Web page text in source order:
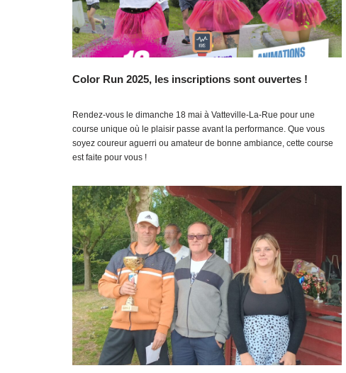
Color Run 2025, les inscriptions sont ouvertes !
Rendez-vous le dimanche 18 mai à Vatteville-La-Rue pour une
course unique où le plaisir passe avant la performance. Que vous
soyez coureur aguerri ou amateur de bonne ambiance, cette course
est faite pour vous !